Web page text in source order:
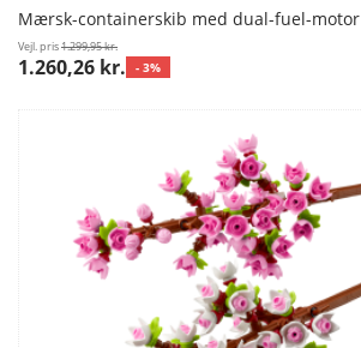
Mærsk-containerskib med dual-fuel-motor
Vejl. pris1.299,95 kr.
1.260,26 kr. - 3%